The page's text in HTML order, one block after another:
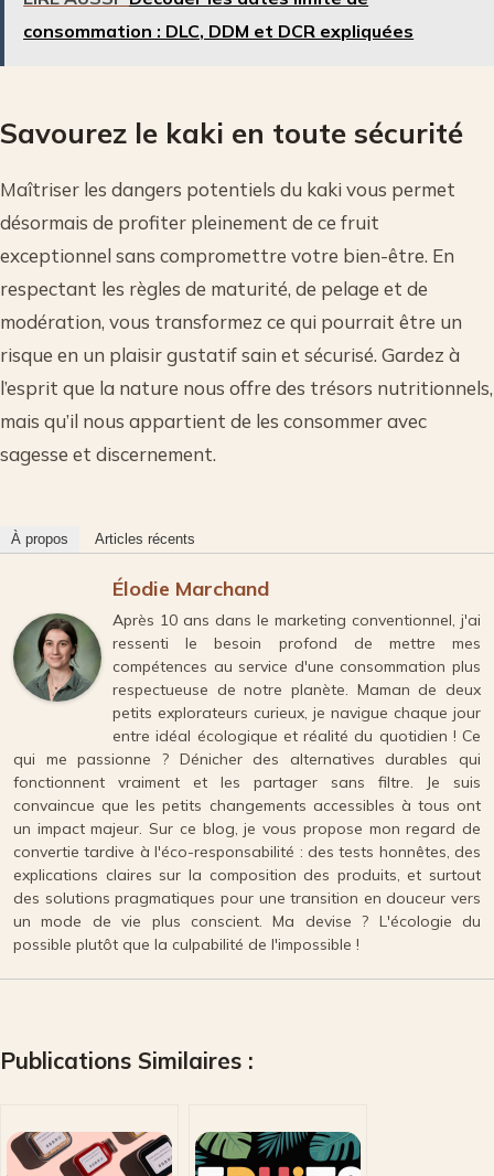
consommation : DLC, DDM et DCR expliquées
Savourez le kaki en toute sécurité
Maîtriser les dangers potentiels du kaki vous permet
désormais de profiter pleinement de ce fruit
exceptionnel sans compromettre votre bien-être. En
respectant les règles de maturité, de pelage et de
modération, vous transformez ce qui pourrait être un
risque en un plaisir gustatif sain et sécurisé. Gardez à
l’esprit que la nature nous offre des trésors nutritionnels,
mais qu’il nous appartient de les consommer avec
sagesse et discernement.
À propos Articles récents
Élodie Marchand
Après 10 ans dans le marketing conventionnel, j'ai
ressenti le besoin profond de mettre mes
compétences au service d'une consommation plus
respectueuse de notre planète. Maman de deux
petits explorateurs curieux, je navigue chaque jour
entre idéal écologique et réalité du quotidien ! Ce
qui me passionne ? Dénicher des alternatives durables qui
fonctionnent vraiment et les partager sans filtre. Je suis
convaincue que les petits changements accessibles à tous ont
un impact majeur. Sur ce blog, je vous propose mon regard de
convertie tardive à l'éco-responsabilité : des tests honnêtes, des
explications claires sur la composition des produits, et surtout
des solutions pragmatiques pour une transition en douceur vers
un mode de vie plus conscient. Ma devise ? L'écologie du
possible plutôt que la culpabilité de l'impossible !
Publications Similaires :